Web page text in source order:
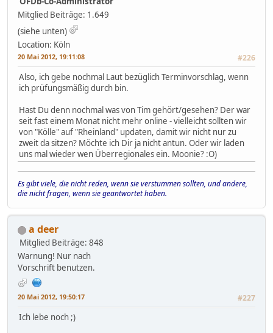
Mitglied Beiträge: 1.649
(siehe unten)
Location: Köln
20 Mai 2012, 19:11:08 #226
Also, ich gebe nochmal Laut bezüglich Terminvorschlag, wenn
ich prüfungsmäßig durch bin.
Hast Du denn nochmal was von Tim gehört/gesehen? Der war
seit fast einem Monat nicht mehr online - vielleicht sollten wir
von "Kölle" auf "Rheinland" updaten, damit wir nicht nur zu
zweit da sitzen? Möchte ich Dir ja nicht antun. Oder wir laden
uns mal wieder wen Überregionales ein. Moonie? :O)
Es gibt viele, die nicht reden, wenn sie verstummen sollten, und andere,
die nicht fragen, wenn sie geantwortet haben.
a deer
Mitglied Beiträge: 848
Warnung! Nur nach
Vorschrift benutzen.
20 Mai 2012, 19:50:17 #227
Ich lebe noch ;)